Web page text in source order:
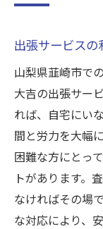
出張サービス
山梨県韮崎市で
大吉の出張サー
れば、自宅にい
間と労力を大幅
困難な方にとっ
トがあります。
なければその場
な対応により、